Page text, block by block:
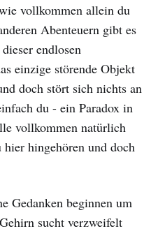
vollkommen allein du
Abenteuern gibt es
endlosen
einzige störende Objekt
doch stört sich nichts an
du - ein Paradox in
vollkommen natürlich
hingehören und doch
Gedanken beginnen um
sucht verzweifelt